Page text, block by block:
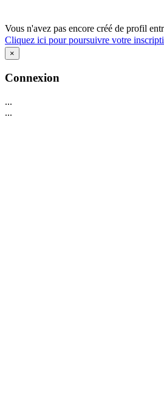
Vous n'avez pas encore créé de profil
Cliquez ici pour poursuivre votre
×
Connexion
...
...